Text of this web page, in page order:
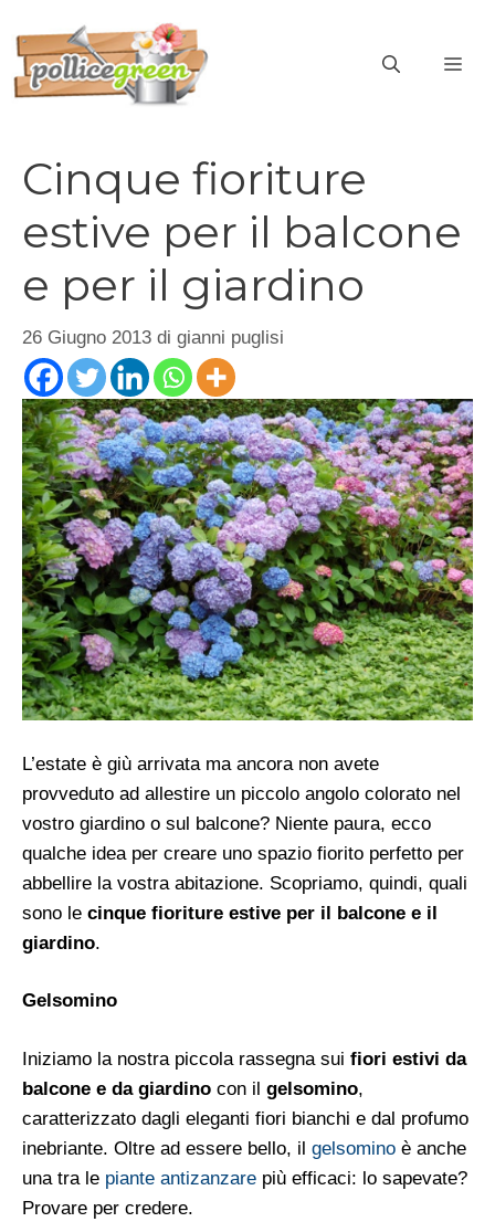
contenuto
Cinque fioriture
estive per il balcone
e per il giardino
26 Giugno 2013 di gianni puglisi
L’estate è giù arrivata ma ancora non avete
provveduto ad allestire un piccolo angolo colorato nel
vostro giardino o sul balcone? Niente paura, ecco
qualche idea per creare uno spazio fiorito perfetto per
abbellire la vostra abitazione. Scopriamo, quindi, quali
sono le cinque fioriture estive per il balcone e il
giardino.
Gelsomino
Iniziamo la nostra piccola rassegna sui fiori estivi da
balcone e da giardino con il gelsomino,
caratterizzato dagli eleganti fiori bianchi e dal profumo
inebriante. Oltre ad essere bello, il gelsomino è anche
una tra le piante antizanzare più efficaci: lo sapevate?
Provare per credere.